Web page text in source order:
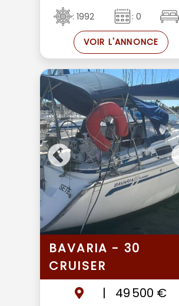
: 1992
: 0
VOIR L'ANNONCE
BAVARIA - 30
CRUISER
|
49 500 €